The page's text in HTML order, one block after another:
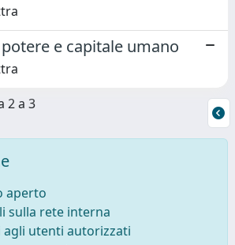
e capitale umano
2 a 3
aperto
sulla rete interna
utenti autorizzati